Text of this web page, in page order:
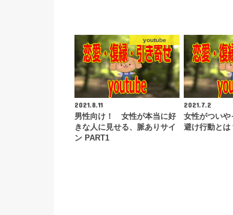
youtube
2021.8.11
男性向け！ 女性が本当に好
きな人に見せる、脈ありサイ
ン PART1
2021.7.2
女性がついや
避け行動と